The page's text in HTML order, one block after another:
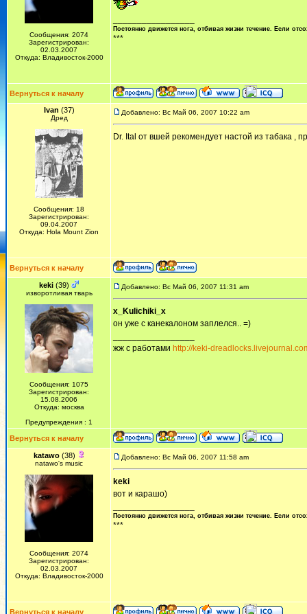
Сообщения: 2074
Зарегистрирован:
02.03.2007
Откуда: Владивосток-2000
Постоянно движется нога, отбивая жизни течение. Если
***
Вернуться к началу
Ivan (37)
Дред
Сообщения: 18
Зарегистрирован:
09.04.2007
Откуда: Hola Mount Zion
Добавлено: Вс Май 06, 2007 10:22 am
Dr. Ital от вшей рекомендует настой из табака ,
Вернуться к началу
keki (39)
изворотливая тварь
Сообщения: 1075
Зарегистрирован:
15.08.2006
Откуда: москва
Предупреждения : 1
Добавлено: Вс Май 06, 2007 11:31 am
x_Kulichiki_x
он уже с канекалоном заплелся.. =)
жж с работами http://keki-
Вернуться к началу
katawo(38)
natawo's music
Сообщения: 2074
Зарегистрирован:
02.03.2007
Откуда: Владивосток-2000
Добавлено: Вс Май 06, 2007 11:58 am
keki
вот и карашо)
Постоянно движется нога, отбивая жизни течение. Если
***
Вернуться к началу